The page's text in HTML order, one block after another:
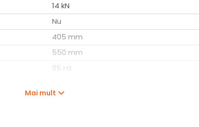
14 kN
Nu
405 mm
550 mm
95 Hz
Mai mult